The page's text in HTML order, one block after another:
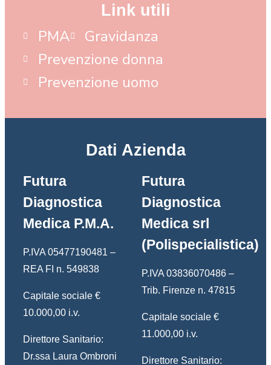
Link utili
PMA
Gravidanza
Prevenzione donna
Prevenzione uomo
Dati Azienda
Futura
Diagnostica
Medica P.M.A.
P.IVA 05477190481 –
REA FI n. 549838
Capitale sociale €
10.000,00 i.v.
Direttore Sanitario:
Dr.ssa Laura Ombroni
Futura
Diagnostica
Medica srl
(Polispecialistica)
P.IVA 03836070486 –
Trib. Firenze n. 47815
Capitale sociale €
11.000,00 i.v.
Direttore Sanitario: